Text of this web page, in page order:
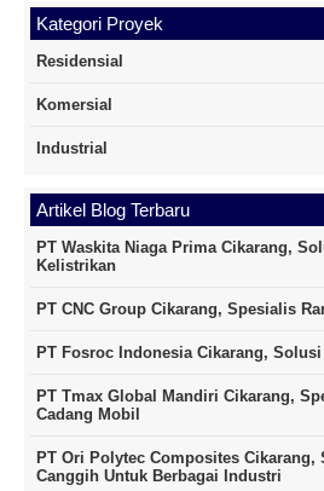
Kategori Proyek
Residensial
Komersial
Industrial
Artikel Blog Terbaru
PT Waskita Niaga Prima Cikarang,
Kelistrikan
PT CNC Group Cikarang, Spesialis
PT Fosroc Indonesia Cikarang,
PT Tmax Global Mandiri Cikarang,
Cadang Mobil
PT Ori Polytec Composites
Canggih Untuk Berbagai Industri